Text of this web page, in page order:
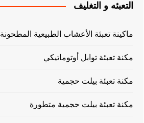
التعبئه و التغليف
ماكينة تعبئة الأعشاب الطبيعية المطحونة
مكنة تعبئة توابل أوتوماتيكي
مكنة تعبئة بيلت حجمية
مكنة تعبئة بيلت حجمية متطورة